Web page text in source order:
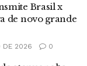
Brasil x
de novo grande
DE 2026 0